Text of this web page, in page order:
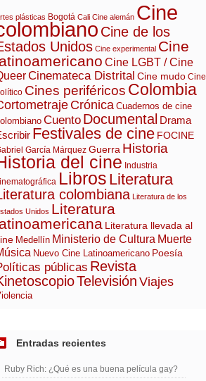
plásticas Bogotá Cali Cine alemán Cine
Cine de los
Unidos Cine experimental Cine
Cine LGBT / Cine
Cinemateca Distrital Cine mudo Cine
Cines periféricos Colombia
Crónica Cuadernos de cine
Cuento Documental Drama
Festivales de cine FOCINE
García Márquez Guerra Historia
del cine Industria
Libros Literatura
colombiana Literatura de los
Unidos Literatura
Literatura llevada al
Medellín Ministerio de Cultura Muerte
Nuevo Cine Latinoamericano Poesía
públicas Revista
TelevisiónViajes
Entradas recientes
Ruby Rich: ¿Qué es una buena película gay?